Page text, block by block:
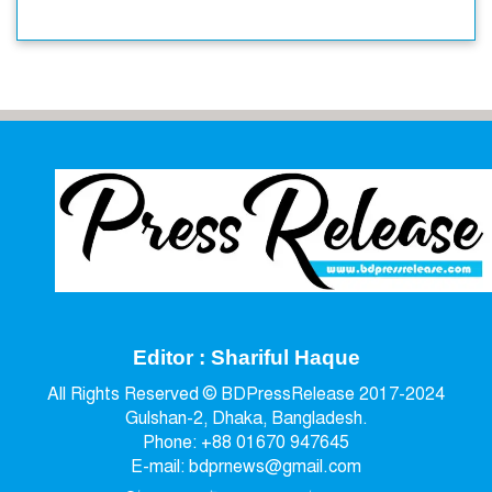
Editor : Shariful Haque
All Rights Reserved © BDPressRelease 2017-2024
Gulshan-2, Dhaka, Bangladesh.
Phone: +88 01670 947645
E-mail: bdprnews@gmail.com